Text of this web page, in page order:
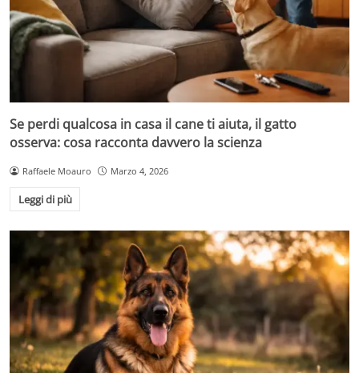
Se perdi qualcosa in casa il cane ti aiuta, il gatto
osserva: cosa racconta davvero la scienza
Raffaele Moauro Marzo 4, 2026
Leggi di più